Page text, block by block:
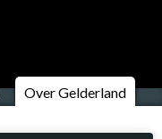
Over Gelderland